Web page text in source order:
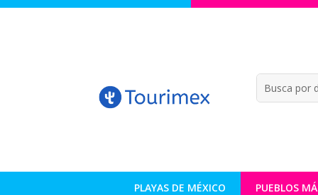
PLAYAS DE MÉXICO PUEBLOS